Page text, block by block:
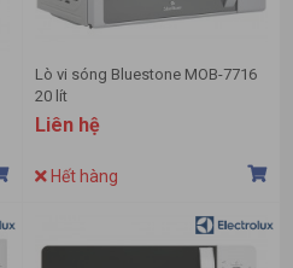
Lò vi sóng Bluestone MOB-7716
20 lít
Liên hệ
Hết hàng